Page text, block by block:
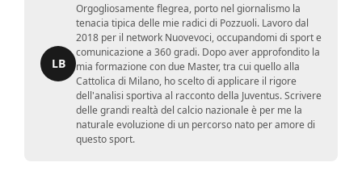
LB
Orgogliosamente flegrea, porto nel giornalismo la
tenacia tipica delle mie radici di Pozzuoli. Lavoro dal
2018 per il network Nuovevoci, occupandomi di sport e
comunicazione a 360 gradi. Dopo aver approfondito la
mia formazione con due Master, tra cui quello alla
Cattolica di Milano, ho scelto di applicare il rigore
dell'analisi sportiva al racconto della Juventus. Scrivere
delle grandi realtà del calcio nazionale è per me la
naturale evoluzione di un percorso nato per amore di
questo sport.